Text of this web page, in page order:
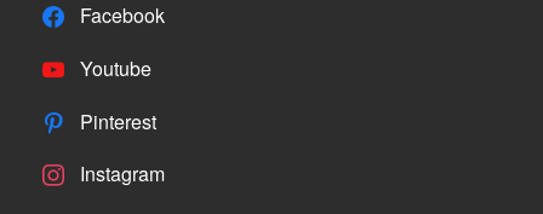
Facebook
Youtube
Pinterest
Instagram